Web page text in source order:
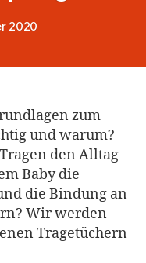
2020
zum
und warum?
den Alltag
Baby die
die Bindung an
Wir werden
Tragetüchern